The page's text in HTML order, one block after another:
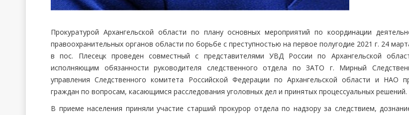
Прокуратурой Архангельской области по плану основных мероприятий по координации
правоохранительных органов области по борьбе с преступностью на первое полугодие 2021 г. 24
в пос. Плесецк проведен совместный с представителями УВД России по Архангельской
исполняющим обязанности руководителя следственного отдела по ЗАТО г. Мирный
управления Следственного комитета Российской Федерации по Архангельской области и НАО
граждан по вопросам, касающимся расследования уголовных дел и принятых процессуальных решений.
В приеме населения приняли участие старший прокурор отдела по надзору за следствием,